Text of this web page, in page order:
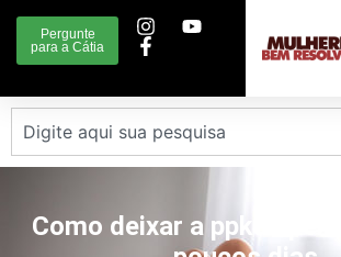
Pergunte
para a Cátia
Como deixar a ppka